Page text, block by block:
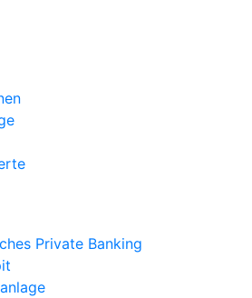
Private Banking